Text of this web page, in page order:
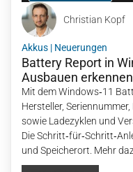
Christian Kopf
Akkus | Neuerungen
Battery Report in
Ausbauen
Mit dem Windows‑11
Hersteller,
sowie Ladezyklen und
Die
und Speicherort. Mehr